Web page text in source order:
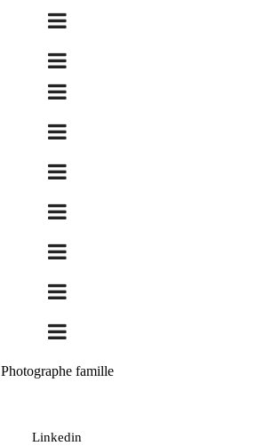
Photographe famille
Linkedin